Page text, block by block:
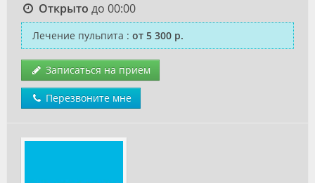
Открыто до 00:00
Лечение пульпита : от 5 300 р.
Записаться на прием
Перезвоните мне